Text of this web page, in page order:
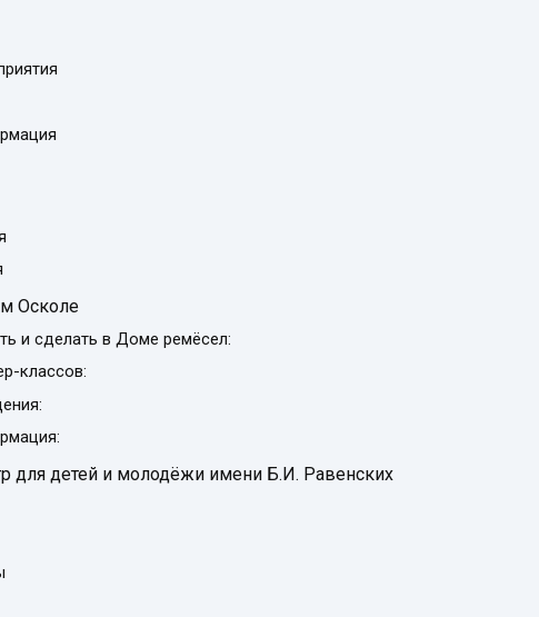
Осколе
и сделать в Доме ремёсел:
классов:
для детей и молодёжи имени Б.И. Равенских